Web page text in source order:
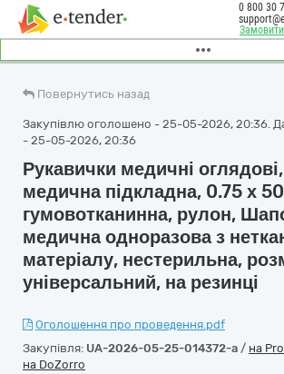
0 800 30
Повернутись назад
Закупівлю оголошено - 25-05-2026, 20:36.
- 25-05-2026, 20:36
Рукавички медичні
медична підкладна, 0.75 х
гумовотканинна, рулон,
медична одноразова з
матеріалу, нестерильна,
універсальний, на резинці
Оголошення про проведення.pdf
Закупівля: UA-2026-05-25-014372-a / на
на DoZorro